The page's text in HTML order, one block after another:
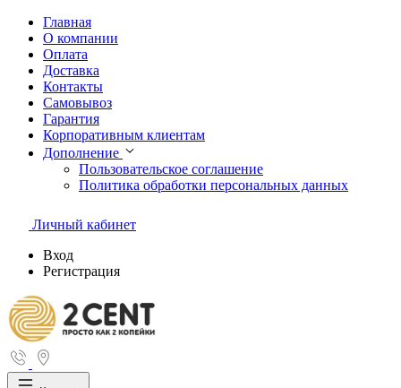
Главная
О компании
Оплата
Доставка
Контакты
Самовывоз
Гарантия
Корпоративным клиентам
Дополнение
Пользовательское соглашение
Политика обработки персональных данных
Личный кабинет
Вход
Регистрация